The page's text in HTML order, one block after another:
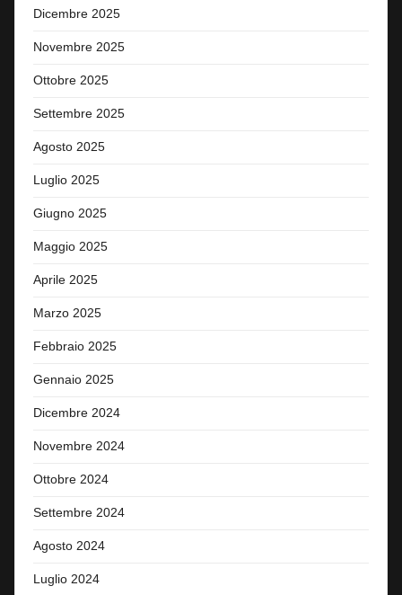
Dicembre 2025
Novembre 2025
Ottobre 2025
Settembre 2025
Agosto 2025
Luglio 2025
Giugno 2025
Maggio 2025
Aprile 2025
Marzo 2025
Febbraio 2025
Gennaio 2025
Dicembre 2024
Novembre 2024
Ottobre 2024
Settembre 2024
Agosto 2024
Luglio 2024